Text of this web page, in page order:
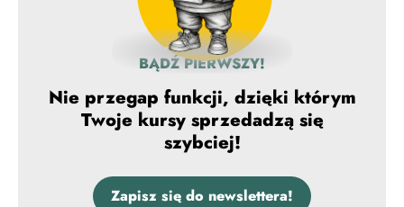
BĄDŹ PIERWSZY!
Nie przegap funkcji, dzięki którym
Twoje kursy sprzedadzą się
szybciej!
Zapisz się do newslettera!